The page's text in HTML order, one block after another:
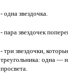
- одна звездочка.
- пара звездочек
- три звездочки,
треугольника: одна —
просвета.